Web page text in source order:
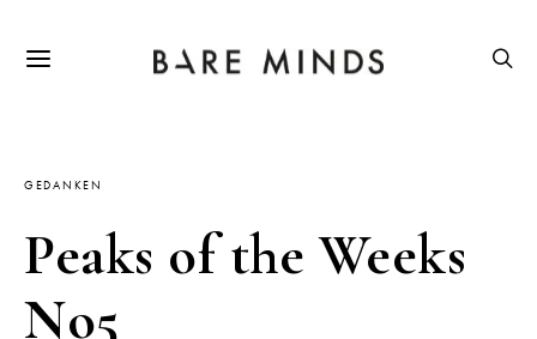
GEDANKEN
Peaks of the Weeks
No5